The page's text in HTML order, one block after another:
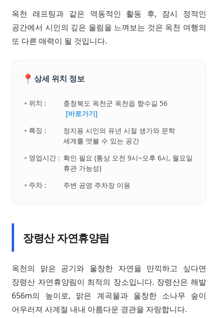
옥천 래프팅과 같은 역동적인 활동 후, 잠시 정적인
공간에서 시인의 깊은 울림을 느껴보는 것은 옥천 여행의
또 다른 매력이 될 것입니다.
📍 상세 위치 정보
• 위치 :
충청북도 옥천군 옥천읍 향수길 56
[바로가기]
• 특징 :
정지용 시인의 유년 시절 생가와 문학
세계를 엿볼 수 있는 공간
• 영업시간 : 확인 필요 (통상 오전 9시~오후 6시, 월요일
휴관 가능성)
• 주차 :
주변 공영 주차장 이용
장령산 자연휴양림
옥천의 맑은 공기와 울창한 자연을 만끽하고 싶다면
장령산 자연휴양림이 최적의 장소입니다. 장령산은 해발
656m의 높이로, 맑은 계곡물과 울창한 소나무 숲이
어우러져 사계절 내내 아름다운 경관을 자랑합니다.